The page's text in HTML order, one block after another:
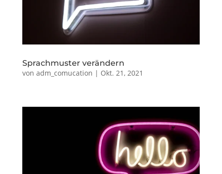
Sprachmuster verändern
von adm_comucation | Okt. 21, 2021